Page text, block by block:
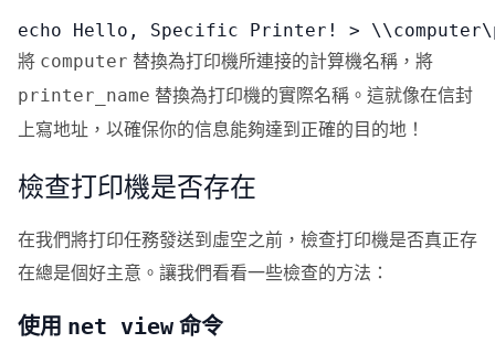
echo Hello, Specific Printer! >
將 computer 替換為打印機所連接的計算機名稱，將
printer_name 替換為打印機的實際名稱。這就像在信封
上寫地址，以確保你的信息能夠達到正確的目的地！
檢查打印機是否存在
在我們將打印任務發送到虛空之前，檢查打印機是否真正存
在總是個好主意。讓我們看看一些檢查的方法：
使用 net view 命令